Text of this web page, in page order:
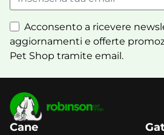
Acconsento a ricevere
aggiornamenti e offerte
Pet Shop tramite email.
Cane